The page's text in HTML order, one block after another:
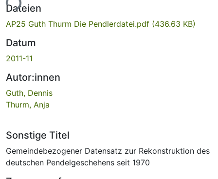
Dateien
AP25 Guth Thurm Die Pendlerdatei.pdf (436.63 KB)
Datum
2011-11
Autor:innen
Guth, Dennis
Thurm, Anja
Sonstige Titel
Gemeindebezogener Datensatz zur Rekonstruktion des
deutschen Pendelgeschehens seit 1970